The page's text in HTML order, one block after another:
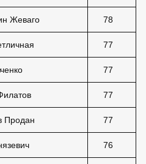
Жеваго 78
77
77
77
Продан 77
76